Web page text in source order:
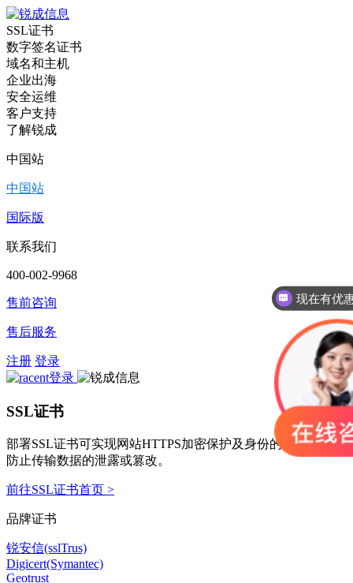
SSL证书
数字签名证书
域名和主机
企业出海
安全运维
客户支持
了解锐成
中国站
中国站
国际版
联系我们
400-002-9968
售前咨询
售后服务
注册 登录
SSL证书
部署SSL证书可实现网站HTTPS加密保护及身份的可信认证，
防止传输数据的泄露或篡改。
前往SSL证书首页 >
品牌证书
锐安信(sslTrus)
Digicert(Symantec)
Geotrust
SSL证书